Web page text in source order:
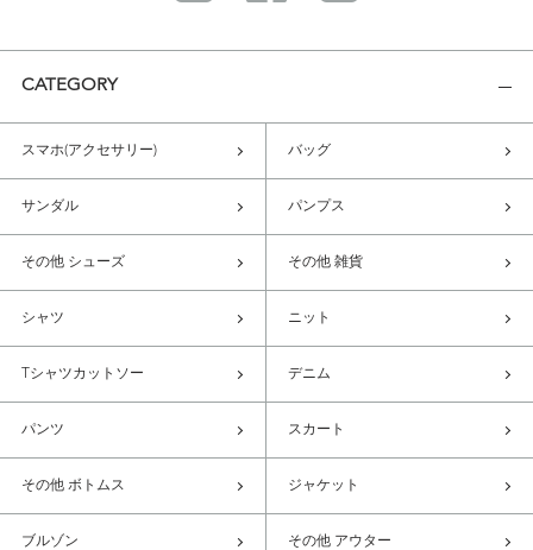
CATEGORY
スマホ(アクセサリー) バッグ
サンダル パンプス
その他 シューズ その他 雑貨
シャツ ニット
Tシャツカットソー デニム
パンツ スカート
その他 ボトムス ジャケット
ブルゾン その他 アウター